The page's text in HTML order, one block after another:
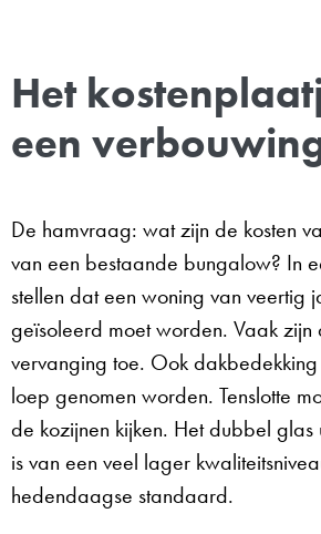
Het
een
De hamvraag: wat zijn de kosten
van een bestaande bungalow? In
stellen dat een woning van veertig
geïsoleerd moet worden. Vaak zijn
vervanging toe. Ook
loep genomen worden. Tenslotte
de kozijnen kijken. Het dubbel
is van een veel lager
hedendaagse standaard.